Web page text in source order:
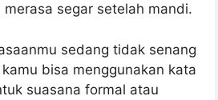
segar setelah mandi.
sedang tidak senang
bisa menggunakan kata
suasana formal atau